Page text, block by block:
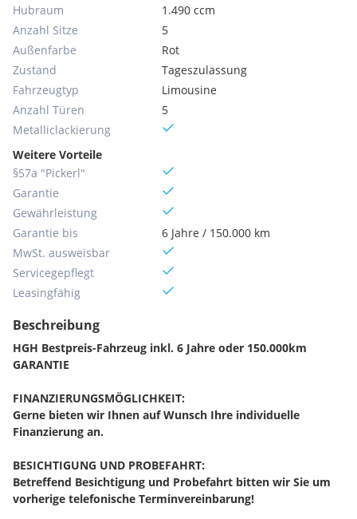
Hubraum
1.490 ccm
Anzahl Sitze
5
Außenfarbe
Rot
Zustand
Tageszulassung
Fahrzeugtyp
Limousine
Anzahl Türen
5
Metallic­lackierung
Weitere Vorteile
§57a "Pickerl"
Garantie
Gewährleistung
Garantie bis
6 Jahre / 150.000 km
MwSt. ausweisbar
Servicegepflegt
Leasingfähig
Beschreibung
HGH Bestpreis-Fahrzeug inkl. 6 Jahre oder 150.000km
GARANTIE
FINANZIERUNGSMÖGLICHKEIT:
Gerne bieten wir Ihnen auf Wunsch Ihre individuelle
Finanzierung an.
BESICHTIGUNG UND PROBEFAHRT:
Betreffend Besichtigung und Probefahrt bitten wir Sie um
vorherige telefonische Terminvereinbarung!